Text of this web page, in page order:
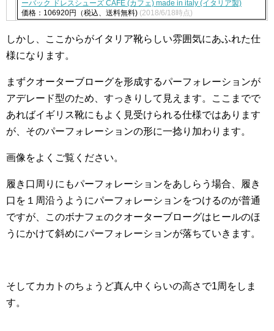
ーバック ドレスシューズ CAFE (カフェ) made in italy (イタリア製)
価格：106920円（税込、送料無料) (2018/6/18時点)
しかし、ここからがイタリア靴らしい雰囲気にあふれた仕
様になります。
まずクオーターブローグを形成するパーフォレーションが
アデレード型のため、すっきりして見えます。ここまでで
あればイギリス靴にもよく見受けられる仕様ではあります
が、そのパーフォレーションの形に一捻り加わります。
画像をよくご覧ください。
履き口周りにもパーフォレーションをあしらう場合、履き
口を１周沿うようにパーフォレーションをつけるのが普通
ですが、このボナフェのクオーターブローグはヒールのほ
うにかけて斜めにパーフォレーションが落ちていきます。
そしてカカトのちょうど真ん中くらいの高さで1周をしま
す。